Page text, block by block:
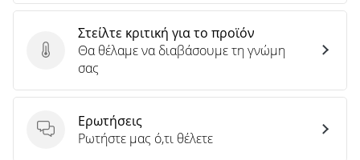
Στείλτε κριτική για το προϊόν
Στείλτε κριτική για το προϊόν
Θα θέλαμε να διαβάσουμε τη γνώμη
σας
Ερωτήσεις
Ερωτήσεις
Ρωτήστε μας ό,τι θέλετε